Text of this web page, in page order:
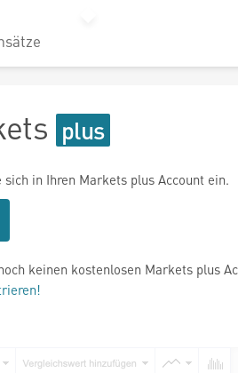
sich in Ihren Markets plus Account ein.
keinen kostenlosen Markets plus